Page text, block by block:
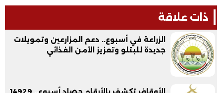
ذات علاقة
الزراعة في أسبوع.. دعم المزارعين وتمويلات
جديدة للبتلو وتعزيز الأمن الغذائي